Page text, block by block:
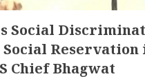
Social
Social Reservation
Chief Bhagwat